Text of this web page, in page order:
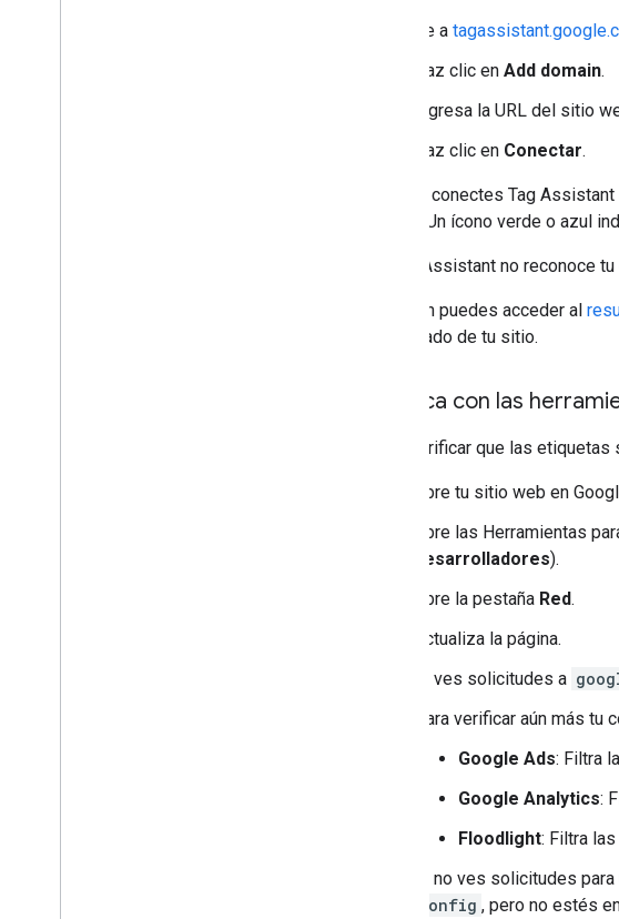
Ve a
Haz clic en Add domain.
Ingresa la URL del sitio
Haz clic en Conectar.
Cuando conectes Tag
. Un ícono verde o azul
Si Tag Assistant no reconoce
También puedes acceder al
etiquetado de tu sitio.
Verifica con las
Para verificar que las
Abre tu sitio web en
Abre las Herramientas
desarrolladores).
Abre la pestaña Red.
Actualiza la página.
Si ves solicitudes a
Para verificar aún más
Google Ads: Filtra
Google Analytics:
Floodlight: Filtra
Si no ves solicitudes
config , pero no estés